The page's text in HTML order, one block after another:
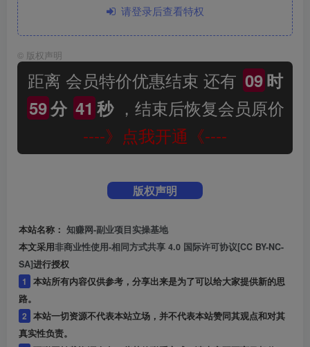
请登录后查看特权
© 版权声明
距离 会员特价优惠结束 还有 09时
59分 41 秒，结束后恢复会员原价
----》点我开通《----
版权声明
本站名称： 知赚网-副业项目实操基地
本文采用非商业性使用-相同方式共享 4.0 国际许可协议[CC BY-NC-
SA]进行授权
1
本站所有内容仅供参考，分享出来是为了可以给大家提供新的思
路。
2 本站一切资源不代表本站立场，并不代表本站赞同其观点和对其
真实性负责。